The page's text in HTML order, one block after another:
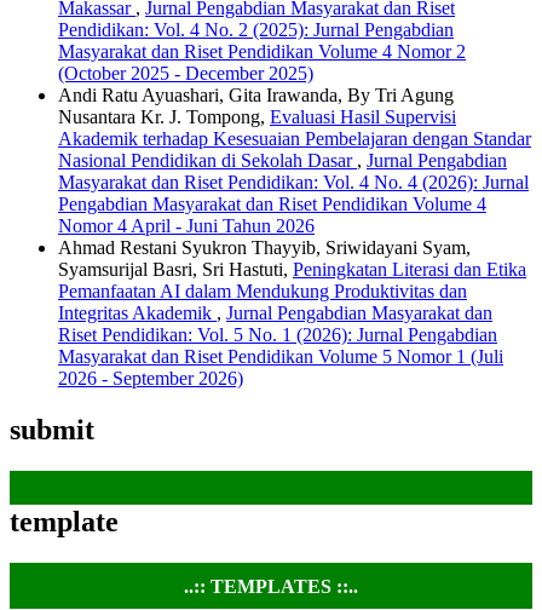
Makassar , Jurnal Pengabdian Masyarakat dan Riset
Pendidikan: Vol. 4 No. 2 (2025): Jurnal Pengabdian
Masyarakat dan Riset Pendidikan Volume 4 Nomor 2
(October 2025 - December 2025)
Andi Ratu Ayuashari, Gita Irawanda, By Tri Agung
Nusantara Kr. J. Tompong, Evaluasi Hasil Supervisi
Akademik terhadap Kesesuaian Pembelajaran dengan Standar
Nasional Pendidikan di Sekolah Dasar , Jurnal Pengabdian
Masyarakat dan Riset Pendidikan: Vol. 4 No. 4 (2026): Jurnal
Pengabdian Masyarakat dan Riset Pendidikan Volume 4
Nomor 4 April - Juni Tahun 2026
Ahmad Restani Syukron Thayyib, Sriwidayani Syam,
Syamsurijal Basri, Sri Hastuti, Peningkatan Literasi dan Etika
Pemanfaatan AI dalam Mendukung Produktivitas dan
Integritas Akademik , Jurnal Pengabdian Masyarakat dan
Riset Pendidikan: Vol. 5 No. 1 (2026): Jurnal Pengabdian
Masyarakat dan Riset Pendidikan Volume 5 Nomor 1 (Juli
2026 - September 2026)
submit
template
..:: TEMPLATES ::..